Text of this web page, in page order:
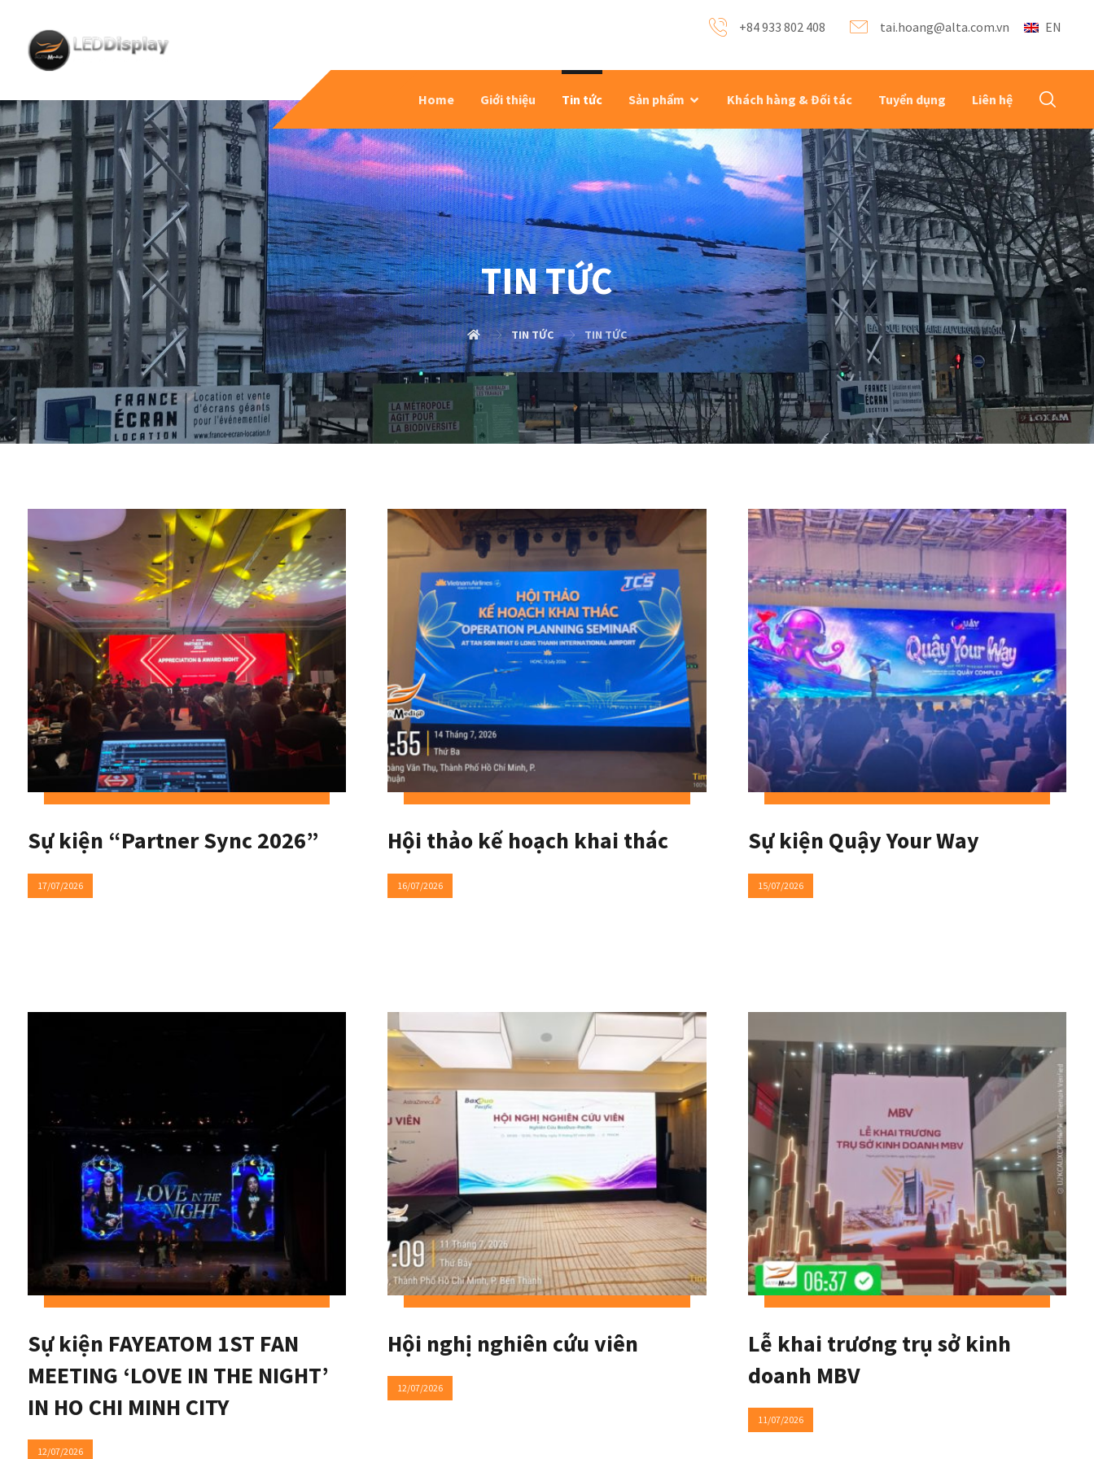
EN
tai.hoang@alta.com.vn
+84 933 802 408
Home Giới thiệu Tin tức Sản phẩm Khách hàng & Đối tác Tuyển dụng Liên hệ
TIN TỨC
TIN TỨC TIN TỨC
Sự kiện “Partner Sync 2026”
17/07/2026
Hội thảo kế hoạch khai thác
16/07/2026
Sự kiện Quậy Your Way
15/07/2026
Sự kiện FAYEATOM 1ST FAN
MEETING ‘LOVE IN THE NIGHT’
IN HO CHI MINH CITY
12/07/2026
Hội nghị nghiên cứu viên
12/07/2026
Lễ khai trương trụ sở kinh
doanh MBV
11/07/2026